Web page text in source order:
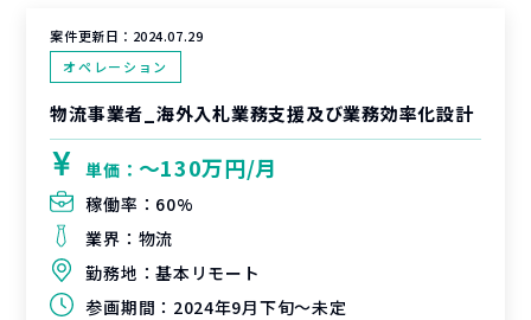
案件更新日： 2024.07.29
オペレーション
物流事業者_海外入札業務支援及び業務効率化設計
単価： 〜130万円/月
稼働率： 60%
業界： 物流
勤務地：基本リモート
参画期間： 2024年9月下旬～未定